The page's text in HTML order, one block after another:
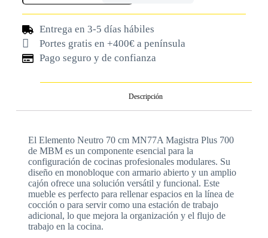
Entrega en 3-5 días hábiles
Portes gratis en +400€ a península
Pago seguro y de confianza
Descripción
El Elemento Neutro 70 cm MN77A Magistra Plus 700
de MBM es un componente esencial para la
configuración de cocinas profesionales modulares. Su
diseño en monobloque con armario abierto y un amplio
cajón ofrece una solución versátil y funcional. Este
mueble es perfecto para rellenar espacios en la línea de
cocción o para servir como una estación de trabajo
adicional, lo que mejora la organización y el flujo de
trabajo en la cocina.